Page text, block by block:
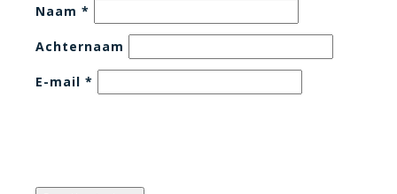
Naam *
Achternaam
E-mail *